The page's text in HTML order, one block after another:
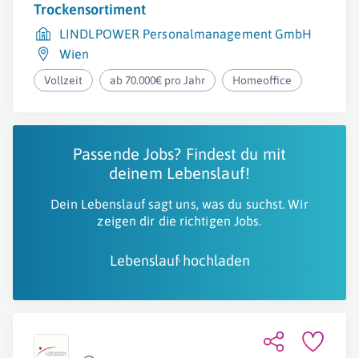
Trockensortiment
LINDLPOWER Personalmanagement GmbH
Wien
Vollzeit ab 70.000€ pro Jahr Homeoffice
Passende Jobs? Findest du mit
deinem Lebenslauf!
Dein Lebenslauf sagt uns, was du suchst. Wir
zeigen dir die richtigen Jobs.
Lebenslauf hochladen